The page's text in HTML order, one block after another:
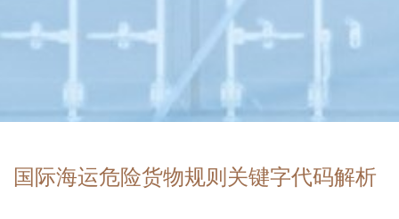
国际海运危险货物规则关键字代码解析